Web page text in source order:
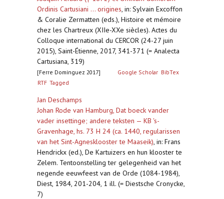
Ordinis Cartusiani ... origines, in: Sylvain Excoffon
& Coralie Zermatten (eds.), Histoire et mémoire
chez les Chartreux (XIIe-XXe siècles). Actes du
Colloque international du CERCOR (24-27 juin
2015), Saint-Étienne, 2017, 341-371 (= Analecta
Cartusiana, 319)
[Ferre Domínguez 2017] Google Scholar BibTex
RTF Tagged
Jan Deschamps
Johan Rode van Hamburg, Dat boeck vander
vader insettinge; andere teksten — KB 's-
Gravenhage, hs. 73 H 24 (ca. 1440, regularissen
van het Sint-Agnesklooster te Maaseik), in: Frans
Hendrickx (ed.), De Kartuizers en hun klooster te
Zelem. Tentoonstelling ter gelegenheid van het
negende eeuwfeest van de Orde (1084-1984),
Diest, 1984, 201-204, 1 ill. (= Diestsche Cronycke,
7)